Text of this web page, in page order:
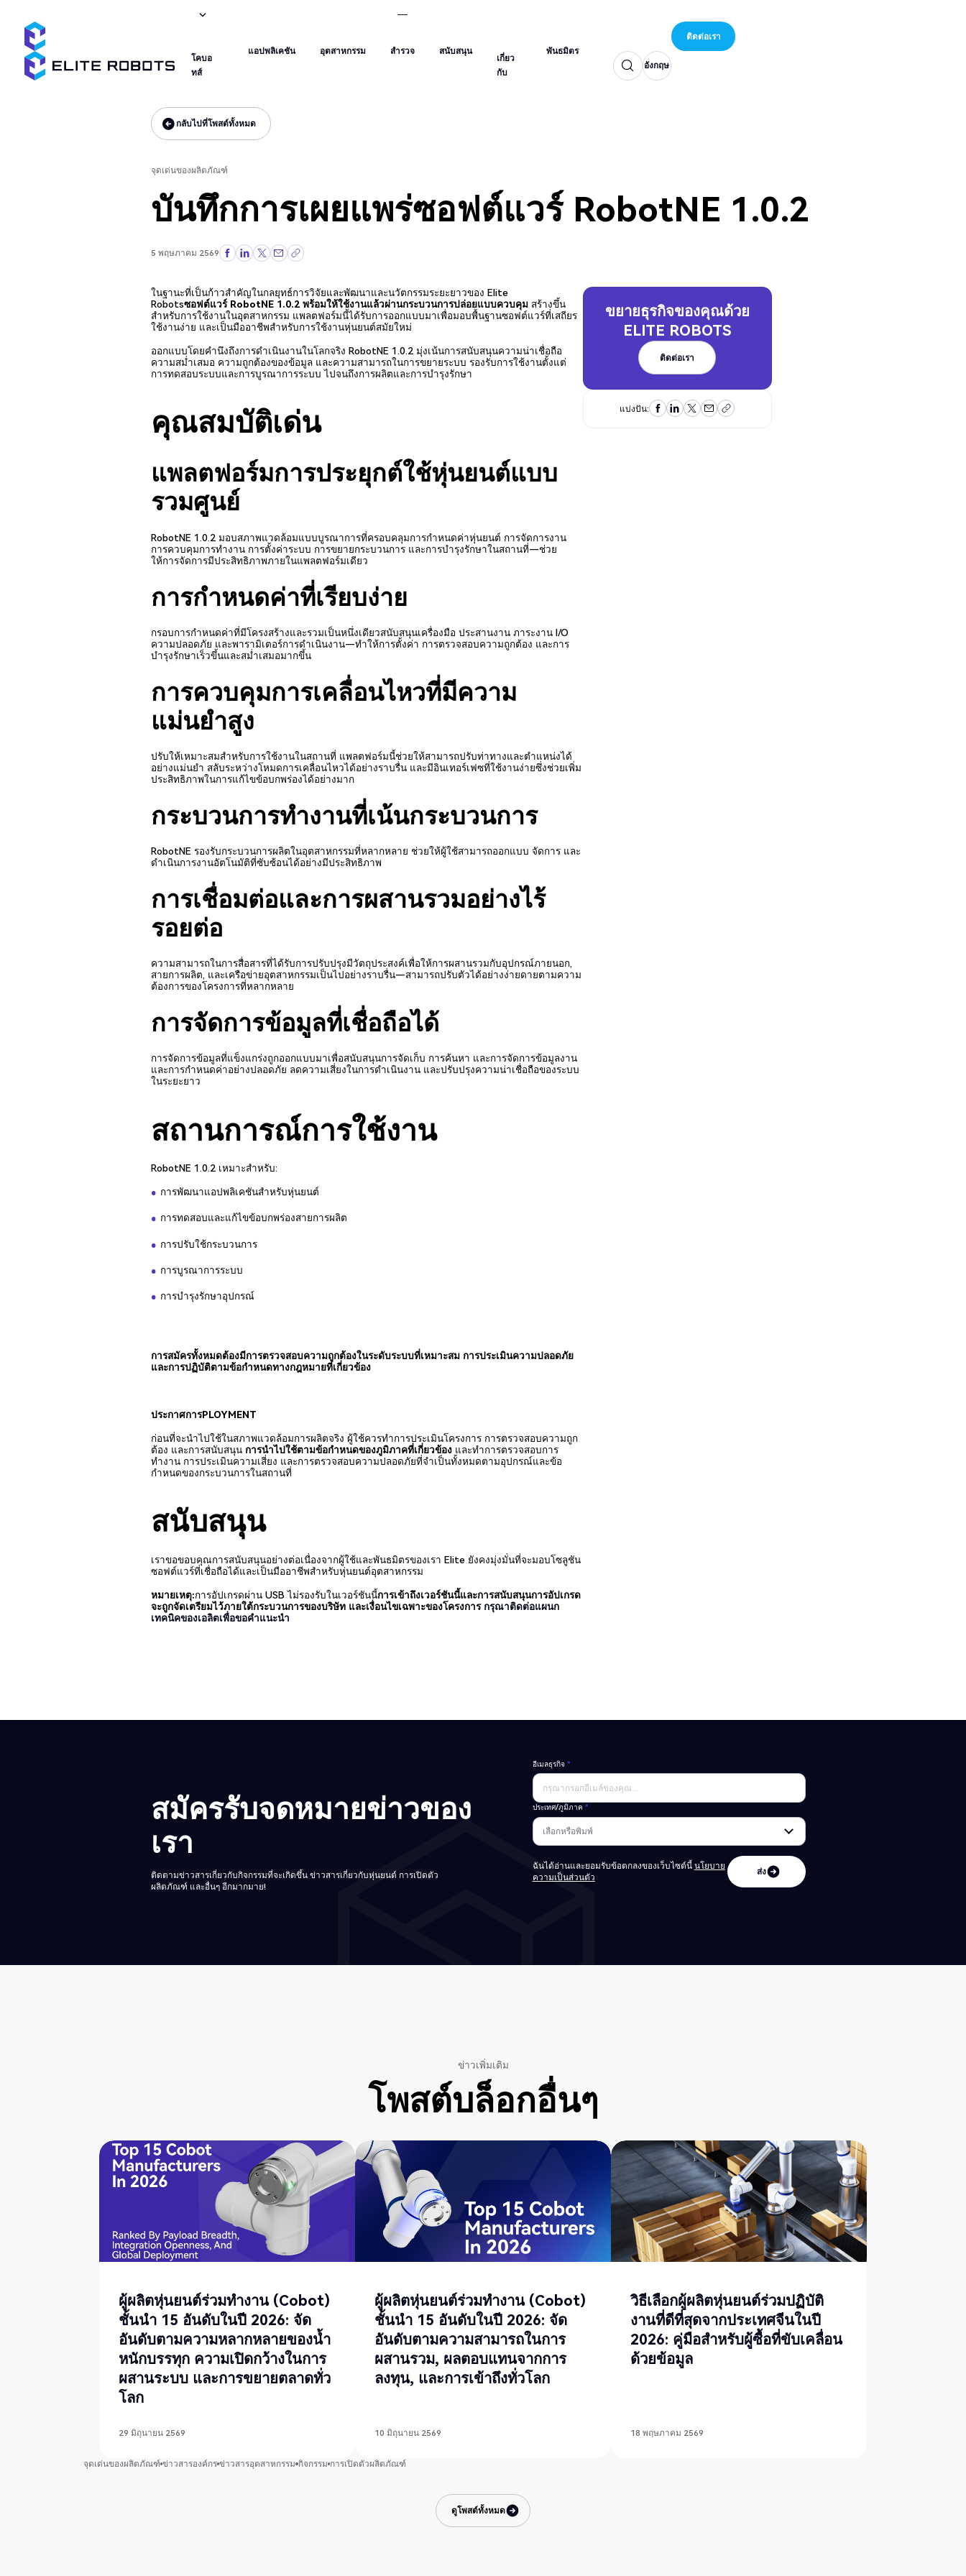
โคบอ
ทส์
แอปพลิเคชัน
อุตสาหกรรม
สำรวจ
สนับสนุน
เกี่ยว
กับ
พันธมิตร
อังกฤษ
อังกฤษ
อังกฤษ
อังกฤษ
อังกฤษ
ติดต่อเรา
ติดต่อเรา
กลับไปที่โพสต์ทั้งหมด
กลับไปที่โพสต์ทั้งหมด
จุดเด่นของผลิตภัณฑ์
บันทึกการเผยแพร่ซอฟต์แวร์ RobotNE 1.0.2
5 พฤษภาคม 2569
ในฐานะที่เป็นก้าวสำคัญในกลยุทธ์การวิจัยและพัฒนาและนวัตกรรมระยะยาวของ Elite
Robotsซอฟต์แวร์ RobotNE 1.0.2 พร้อมให้ใช้งานแล้วผ่านกระบวนการปล่อยแบบควบคุมสร้างขึ้น
สำหรับการใช้งานในอุตสาหกรรม แพลตฟอร์มนี้ได้รับการออกแบบมาเพื่อมอบพื้นฐานซอฟต์แวร์ที่เสถียร
ใช้งานง่าย และเป็นมืออาชีพสำหรับการใช้งานหุ่นยนต์สมัยใหม่
ออกแบบโดยคำนึงถึงการดำเนินงานในโลกจริง RobotNE 1.0.2 มุ่งเน้นการสนับสนุนความน่าเชื่อถือ
ความสม่ำเสมอ ความถูกต้องของข้อมูล และความสามารถในการขยายระบบ รองรับการใช้งานตั้งแต่
การทดสอบระบบและการบูรณาการระบบ ไปจนถึงการผลิตและการบำรุงรักษา
คุณสมบัติเด่น
แพลตฟอร์มการประยุกต์ใช้หุ่นยนต์แบบ
รวมศูนย์
RobotNE 1.0.2 มอบสภาพแวดล้อมแบบบูรณาการที่ครอบคลุมการกำหนดค่าหุ่นยนต์ การจัดการงาน
การควบคุมการทำงาน การตั้งค่าระบบ การขยายกระบวนการ และการบำรุงรักษาในสถานที่—ช่วย
ให้การจัดการมีประสิทธิภาพภายในแพลตฟอร์มเดียว
การกำหนดค่าที่เรียบง่าย
กรอบการกำหนดค่าที่มีโครงสร้างและรวมเป็นหนึ่งเดียวสนับสนุนเครื่องมือ ประสานงาน ภาระงาน I/O
ความปลอดภัย และพารามิเตอร์การดำเนินงาน—ทำให้การตั้งค่า การตรวจสอบความถูกต้อง และการ
บำรุงรักษาเร็วขึ้นและสม่ำเสมอมากขึ้น
การควบคุมการเคลื่อนไหวที่มีความ
แม่นยำสูง
ปรับให้เหมาะสมสำหรับการใช้งานในสถานที่ แพลตฟอร์มนี้ช่วยให้สามารถปรับท่าทางและตำแหน่งได้
อย่างแม่นยำ สลับระหว่างโหมดการเคลื่อนไหวได้อย่างราบรื่น และมีอินเทอร์เฟซที่ใช้งานง่ายซึ่งช่วยเพิ่ม
ประสิทธิภาพในการแก้ไขข้อบกพร่องได้อย่างมาก
กระบวนการทำงานที่เน้นกระบวนการ
RobotNE รองรับกระบวนการผลิตในอุตสาหกรรมที่หลากหลาย ช่วยให้ผู้ใช้สามารถออกแบบ จัดการ และ
ดำเนินการงานอัตโนมัติที่ซับซ้อนได้อย่างมีประสิทธิภาพ
การเชื่อมต่อและการผสานรวมอย่างไร้
รอยต่อ
ความสามารถในการสื่อสารที่ได้รับการปรับปรุงมีวัตถุประสงค์เพื่อให้การผสานรวมกับอุปกรณ์ภายนอก,
สายการผลิต, และเครือข่ายอุตสาหกรรมเป็นไปอย่างราบรื่น—สามารถปรับตัวได้อย่างง่ายดายตามความ
ต้องการของโครงการที่หลากหลาย
การจัดการข้อมูลที่เชื่อถือได้
การจัดการข้อมูลที่แข็งแกร่งถูกออกแบบมาเพื่อสนับสนุนการจัดเก็บ การค้นหา และการจัดการข้อมูลงาน
และการกำหนดค่าอย่างปลอดภัย ลดความเสี่ยงในการดำเนินงาน และปรับปรุงความน่าเชื่อถือของระบบ
ในระยะยาว
สถานการณ์การใช้งาน
RobotNE 1.0.2 เหมาะสำหรับ:
การพัฒนาแอปพลิเคชันสำหรับหุ่นยนต์
การทดสอบและแก้ไขข้อบกพร่องสายการผลิต
การปรับใช้กระบวนการ
การบูรณาการระบบ
การบำรุงรักษาอุปกรณ์
การสมัครทั้งหมดต้องมีการตรวจสอบความถูกต้องในระดับระบบที่เหมาะสม การประเมินความปลอดภัย
และการปฏิบัติตามข้อกำหนดทางกฎหมายที่เกี่ยวข้อง
ประกาศการPLOYMENT
ก่อนที่จะนำไปใช้ในสภาพแวดล้อมการผลิตจริง ผู้ใช้ควรทำการประเมินโครงการ การตรวจสอบความถูก
ต้อง และการสนับสนุนการนำไปใช้ตามข้อกำหนดของภูมิภาคที่เกี่ยวข้องและทำการตรวจสอบการ
ทำงาน การประเมินความเสี่ยง และการตรวจสอบความปลอดภัยที่จำเป็นทั้งหมดตามอุปกรณ์และข้อ
กำหนดของกระบวนการในสถานที่
สนับสนุน
เราขอขอบคุณการสนับสนุนอย่างต่อเนื่องจากผู้ใช้และพันธมิตรของเรา Elite ยังคงมุ่งมั่นที่จะมอบโซลูชัน
ซอฟต์แวร์ที่เชื่อถือได้และเป็นมืออาชีพสำหรับหุ่นยนต์อุตสาหกรรม
หมายเหตุ:การอัปเกรดผ่าน USB ไม่รองรับในเวอร์ชันนี้การเข้าถึงเวอร์ชันนี้และการสนับสนุนการอัปเกรด
จะถูกจัดเตรียมไว้ภายใต้กระบวนการของบริษัท และเงื่อนไขเฉพาะของโครงการกรุณาติดต่อแผนก
เทคนิคของเอลิตเพื่อขอคำแนะนำ
ขยายธุรกิจของคุณด้วย
ELITE ROBOTS
ติดต่อเรา
ติดต่อเรา
แบ่งปัน:
สมัครรับจดหมายข่าวของ
เรา
ติดตามข่าวสารเกี่ยวกับกิจกรรมที่จะเกิดขึ้น ข่าวสารเกี่ยวกับหุ่นยนต์ การเปิดตัว
ผลิตภัณฑ์ และอื่นๆ อีกมากมาย!
อีเมลธุรกิจ *
ประเทศ/ภูมิภาค *
ฉันได้อ่านและยอมรับข้อตกลงของเว็บไซต์นี้ นโยบาย
ความเป็นส่วนตัว
ส่ง
ส่ง
ข่าวเพิ่มเติม
โพสต์บล็อกอื่นๆ
ผู้ผลิตหุ่นยนต์ร่วมทำงาน (Cobot)
ชั้นนำ 15 อันดับในปี 2026: จัด
อันดับตามความหลากหลายของน้ำ
หนักบรรทุก ความเปิดกว้างในการ
ผสานระบบ และการขยายตลาดทั่ว
โลก
29 มิถุนายน 2569
ผู้ผลิตหุ่นยนต์ร่วมทำงาน (Cobot)
ชั้นนำ 15 อันดับในปี 2026: จัด
อันดับตามความสามารถในการ
ผสานรวม, ผลตอบแทนจากการ
ลงทุน, และการเข้าถึงทั่วโลก
10 มิถุนายน 2569
วิธีเลือกผู้ผลิตหุ่นยนต์ร่วมปฏิบัติ
งานที่ดีที่สุดจากประเทศจีนในปี
2026: คู่มือสำหรับผู้ซื้อที่ขับเคลื่อน
ด้วยข้อมูล
18 พฤษภาคม 2569
จุดเด่นของผลิตภัณฑ์ ข่าวสารองค์กร ข่าวสารอุตสาหกรรม กิจกรรม การเปิดตัวผลิตภัณฑ์
ดูโพสต์ทั้งหมด
ดูโพสต์ทั้งหมด